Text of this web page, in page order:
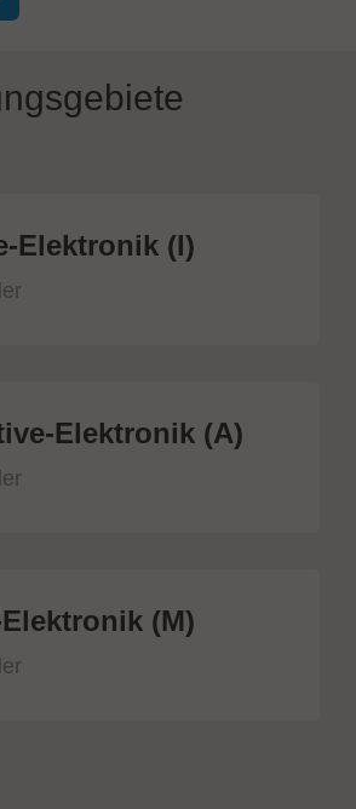
Elektronik (I)
Elektronik (A)
(M)